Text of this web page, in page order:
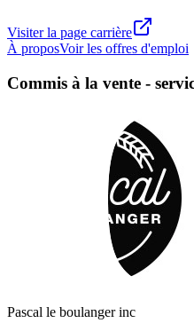
Visiter la page carrière
À proposVoir les offres d'emploi
Commis à la vente -
Pascal le boulanger inc